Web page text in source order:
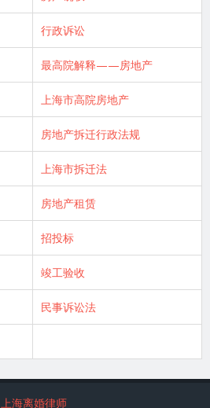
行政诉讼
最高院解释——房地产
上海市高院房地产
房地产拆迁行政法规
上海市拆迁法
房地产租赁
招投标
竣工验收
民事诉讼法
上海离婚律师